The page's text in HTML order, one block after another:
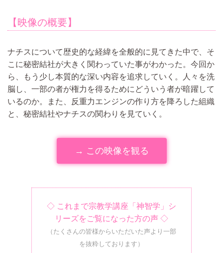
【映像の概要】
ナチスについて歴史的な経緯を全般的に見てきた中で、そ
こに秘密結社が大きく関わっていた事がわかった。今回か
ら、もう少し本質的な深い内容を追求していく。人々を洗
脳し、一部の者が権力を得るためにどういう者が暗躍して
いるのか。また、反重力エンジンの作り方を降ろした組織
と、秘密結社やナチスの関わりを見ていく。
→ この映像を観る
◇ これまで宗教学講座「神智学」シ
リーズをご覧になった方の声 ◇
（たくさんの皆様からいただいた声より一部
を抜粋しております）